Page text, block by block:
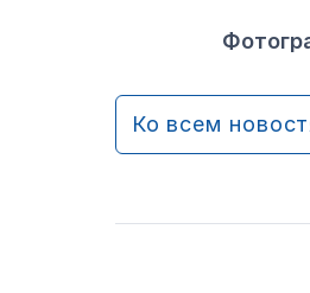
Ко всем